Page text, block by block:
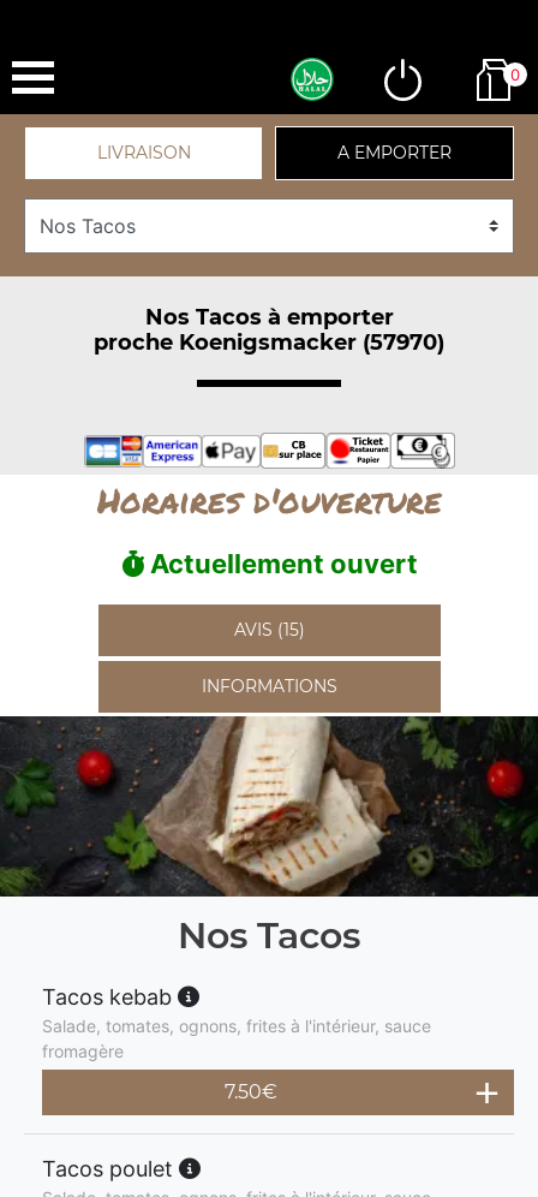
0
LIVRAISON A EMPORTER
Nos Tacos à emporter
proche Koenigsmacker (57970)
Horaires d'ouverture
Actuellement ouvert
AVIS (15)
INFORMATIONS
Nos Tacos
Tacos kebab
Salade, tomates, ognons, frites à l'intérieur, sauce
fromagère
7.50€
Tacos poulet